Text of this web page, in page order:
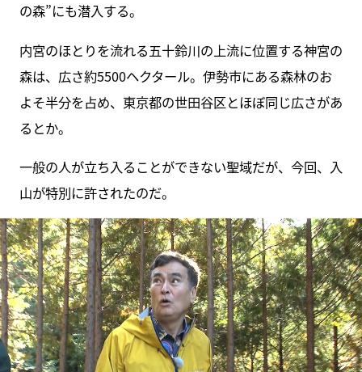
の森”にも潜入する。
内宮のほとりを流れる五十鈴川の上流に位置する神宮の
森は、広さ約5500ヘクタール。伊勢市にある森林のお
よそ半分を占め、東京都の世田谷区とほぼ同じ広さがあ
るとか。
一般の人が立ち入ることができない聖域だが、今回、入
山が特別に許されたのだ。